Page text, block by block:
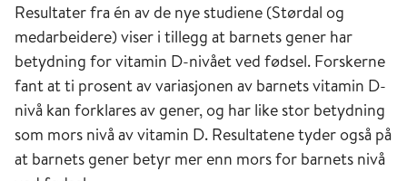
Resultater fra én av de nye studiene (Størdal og
medarbeidere) viser i tillegg at barnets gener har
betydning for vitamin D-nivået ved fødsel. Forskerne
fant at ti prosent av variasjonen av barnets vitamin D-
nivå kan forklares av gener, og har like stor betydning
som mors nivå av vitamin D. Resultatene tyder også på
at barnets gener betyr mer enn mors for barnets nivå